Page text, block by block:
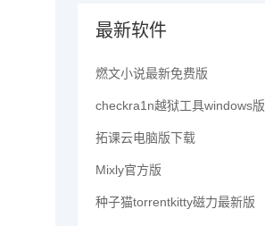
最新软件
燃文小说最新免费版
checkra1n越狱工具windows版
拓课云电脑版下载
Mixly官方版
种子猫torrentkitty磁力最新版